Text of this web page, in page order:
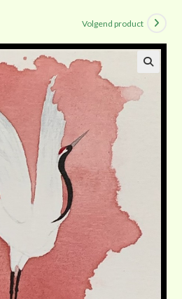
Volgend product